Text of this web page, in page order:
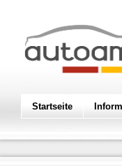
Startseite